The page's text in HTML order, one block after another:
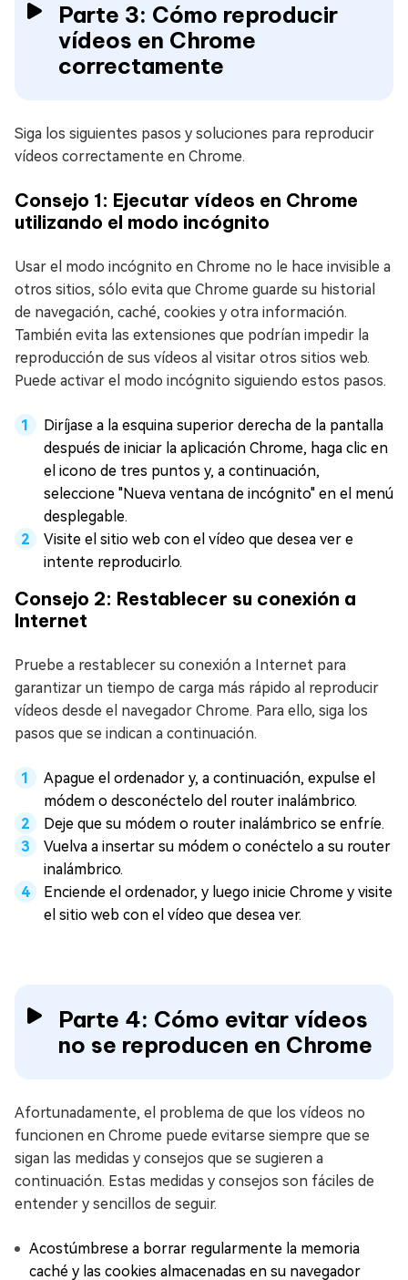
Parte 3: Cómo reproducir
vídeos en Chrome
correctamente
Siga los siguientes pasos y soluciones para reproducir
vídeos correctamente en Chrome.
Consejo 1: Ejecutar vídeos en Chrome
utilizando el modo incógnito
Usar el modo incógnito en Chrome no le hace invisible a
otros sitios, sólo evita que Chrome guarde su historial
de navegación, caché, cookies y otra información.
También evita las extensiones que podrían impedir la
reproducción de sus vídeos al visitar otros sitios web.
Puede activar el modo incógnito siguiendo estos pasos.
Diríjase a la esquina superior derecha de la pantalla
después de iniciar la aplicación Chrome, haga clic en
el icono de tres puntos y, a continuación,
seleccione "Nueva ventana de incógnito" en el menú
desplegable.
Visite el sitio web con el vídeo que desea ver e
intente reproducirlo.
Consejo 2: Restablecer su conexión a
Internet
Pruebe a restablecer su conexión a Internet para
garantizar un tiempo de carga más rápido al reproducir
vídeos desde el navegador Chrome. Para ello, siga los
pasos que se indican a continuación.
Apague el ordenador y, a continuación, expulse el
módem o desconéctelo del router inalámbrico.
Deje que su módem o router inalámbrico se enfríe.
Vuelva a insertar su módem o conéctelo a su router
inalámbrico.
Enciende el ordenador, y luego inicie Chrome y visite
el sitio web con el vídeo que desea ver.
Parte 4: Cómo evitar vídeos
no se reproducen en Chrome
Afortunadamente, el problema de que los vídeos no
funcionen en Chrome puede evitarse siempre que se
sigan las medidas y consejos que se sugieren a
continuación. Estas medidas y consejos son fáciles de
entender y sencillos de seguir.
Acostúmbrese a borrar regularmente la memoria
caché y las cookies almacenadas en su navegador